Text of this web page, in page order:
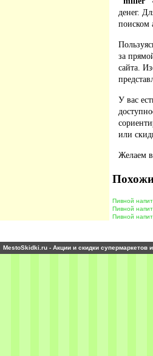
денег.
поиском
за
сайта.
У вас
или
Желаем
Пивной
Пивной
Пивной
MestoSkidki.ru - Акции и скидки супермаркетов